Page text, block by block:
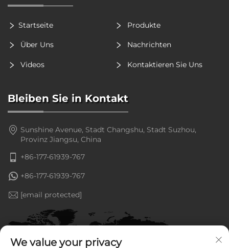
Startseite Produkte
Über Uns Nachrichten
Videos Kontaktieren Sie Uns
Bleiben Sie in Kontakt
Sunshine Avenue, Stadt Changshu, Stadt Suzhou,
Provinz Jiangsu, China
+86-177-61939-767
+86-177-61939-767
[email protected]
We value your privacy